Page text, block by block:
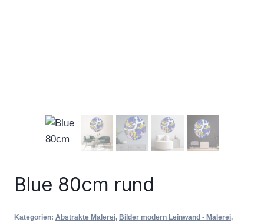
Blue 80cm rund
Kategorien: Abstrakte Malerei, Bilder modern Leinwand - Malerei,